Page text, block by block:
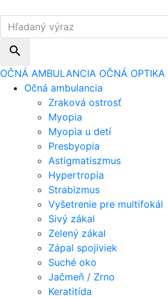
search
OČNÁ AMBULANCIA OČNÁ OPTIKA
Očná ambulancia
Zraková ostrosť
Myopia
Myopia u detí
Presbyopia
Astigmatiszmus
Hypertropia
Strabizmus
Vyšetrenie pre multifokál
Sivý zákal
Zelený zákal
Zápal spojiviek
Suché oko
Jačmeň / Zrno
Keratitída